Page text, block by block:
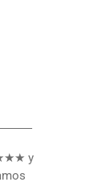
y